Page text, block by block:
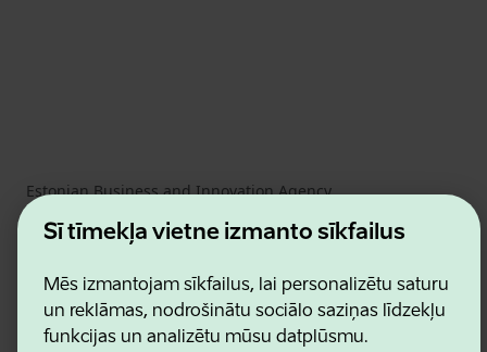
Šī tīmekļa vietne izmanto sīkfailus
Mēs izmantojam sīkfailus, lai personalizētu saturu
un reklāmas, nodrošinātu sociālo saziņas līdzekļu
funkcijas un analizētu mūsu datplūsmu.
Estonian Business and Innovation Agency
Kontakti
Sadarbības partneri
Sīkdatņu un konfidencialitātes politika